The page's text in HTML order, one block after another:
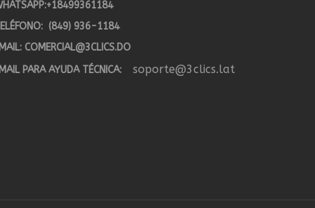
+18499361184
(849) 936-1184
COMERCIAL@3CLICS.DO
PARA AYUDA TÉCNICA:
soporte@3clics.lat